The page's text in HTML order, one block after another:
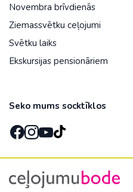
Novembra brīvdienās
Ziemassvētku ceļojumi
Svētku laiks
Ekskursijas pensionāriem
Seko mums socktīklos